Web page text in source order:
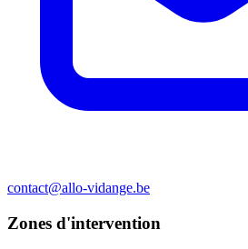
contact@allo-vidange.be
Zones d'intervention